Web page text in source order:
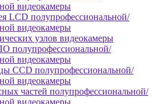
видеокамеры
LCD полупрофессиональной/
видеокамеры
узлов видеокамеры
полупрофессиональной/
видеокамеры
CCD полупрофессиональной/
видеокамеры
частей полупрофессиональной/
видеокамеры